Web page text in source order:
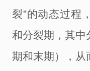
裂”的动态过程
和分裂期，其中
期和末期），从